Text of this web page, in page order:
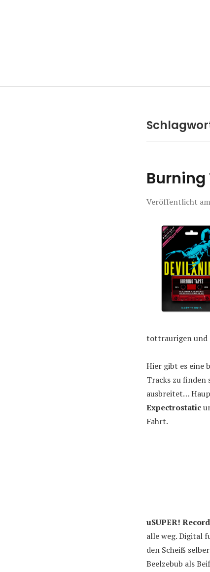
Burning
Veröffentlicht am
tottraurigen und
Hier gibt es eine
Tracks zu finden
ausbreitet…
Expectrostatic
Fahrt.
uSUPER!
alle weg. Digital
den Scheiß
Beelzebub als